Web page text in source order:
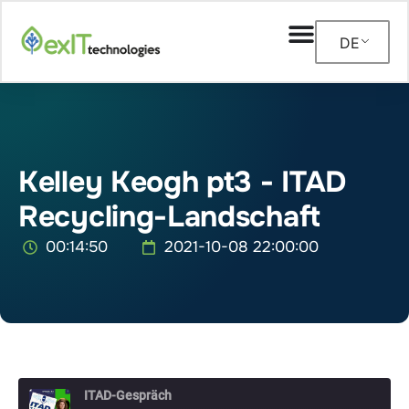
DE
Kelley Keogh pt3 - ITAD
Recycling-Landschaft
00:14:50 2021-10-08 22:00:00
ITAD-Gespräch